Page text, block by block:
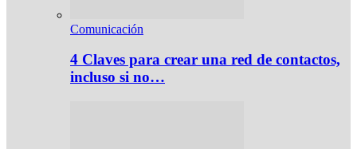
Comunicación
4 Claves para crear una red de contactos,
incluso si no…